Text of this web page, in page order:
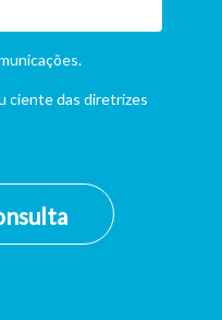
ciente das diretrizes